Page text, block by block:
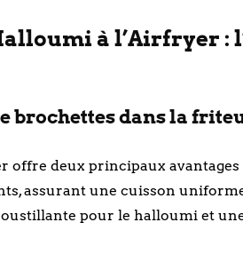
à l’Airfryer :
brochettes dans la
offre deux principaux avantages
assurant une cuisson
pour le halloumi et